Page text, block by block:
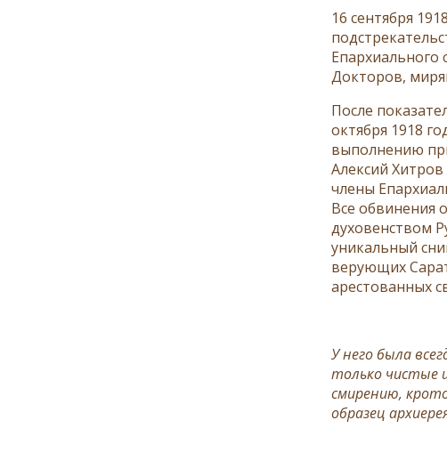
16 сентября
Епархиального
Докторов,
После
октября 1918
выполнению
Алексий
члены
Все обвинения
духовенством
уникальный
верующих
арестованных
У него была
только чистые
смирению,
образец